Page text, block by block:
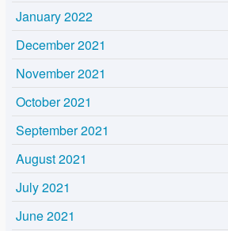
January 2022
December 2021
November 2021
October 2021
September 2021
August 2021
July 2021
June 2021